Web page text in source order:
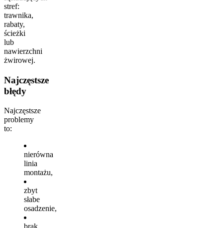
stref:
trawnika,
rabaty,
ścieżki
lub
nawierzchni
żwirowej.
Najczęstsze
błędy
Najczęstsze
problemy
to:
nierówna
linia
montażu,
zbyt
słabe
osadzenie,
brak